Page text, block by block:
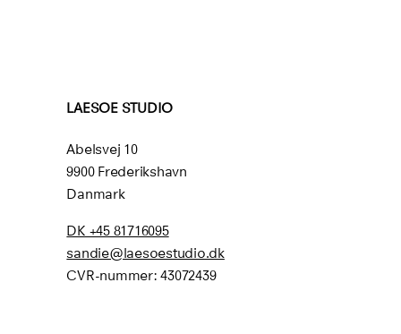
LAESOE STUDIO
Abelsvej 10
9900 Frederikshavn
Danmark
DK +45 81716095
sandie@laesoestudio.dk
CVR-nummer: 43072439